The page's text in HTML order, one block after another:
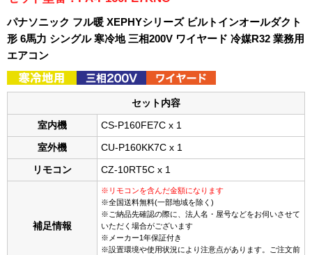
パナソニック フル暖 XEPHYシリーズ ビルトインオールダクト
形 6馬力 シングル 寒冷地 三相200V ワイヤード 冷媒R32 業務用
エアコン
セット内容
室内機 CS-P160FE7C x 1
室外機 CU-P160KK7C x 1
リモコン CZ-10RT5C x 1
補足情報
※リモコンを含んだ金額になります
※全国送料無料(一部地域を除く)
※ご納品先確認の際に、法人名・屋号などをお伺いさせて
いただく場合がございます
※メーカー1年保証付き
※設置環境や使用状況により注意点があります。ご注文前